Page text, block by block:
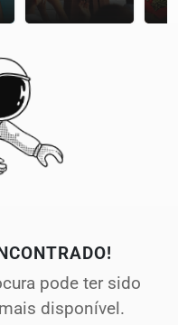
pode ter sido
disponível.